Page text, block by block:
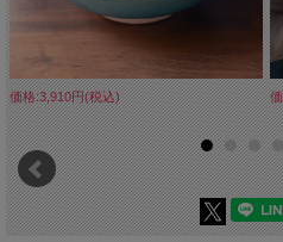
価格:3,910円(税込)